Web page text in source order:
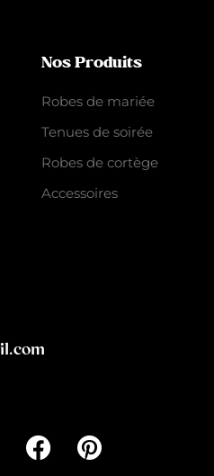
Nos Produits
Robes de mariée
Tenues de soirée
Robes de cortège
Accessoires